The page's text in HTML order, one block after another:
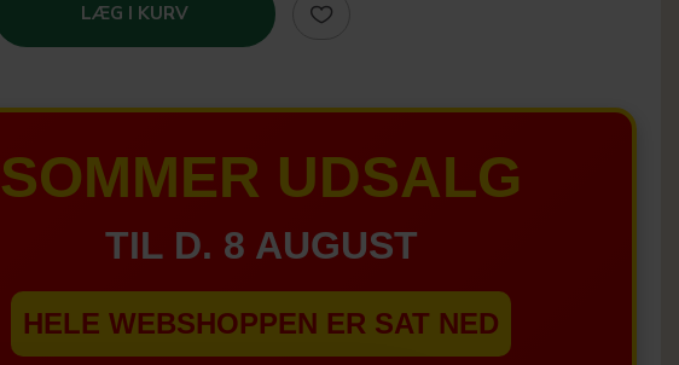
LÆG I KURV
SOMMER UDSALG
TIL D. 8 AUGUST
HELE WEBSHOPPEN ER SAT NED